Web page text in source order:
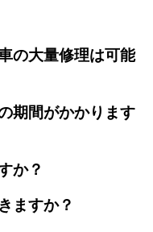
の大量修理は可能
期間がかかります
か？
ますか？